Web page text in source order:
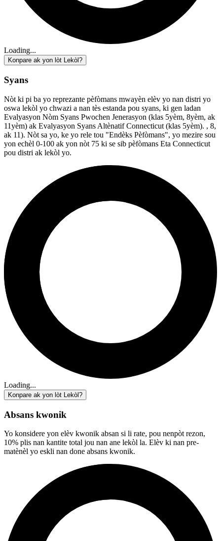
Loading...
Konpare ak yon lòt Lekòl?
Syans
Nòt ki pi ba yo reprezante pèfòmans mwayèn elèv yo nan distri yo
oswa lekòl yo chwazi a nan tès estanda pou syans, ki gen ladan
Evalyasyon Nòm Syans Pwochen Jenerasyon (klas 5yèm, 8yèm, ak
11yèm) ak Evalyasyon Syans Altènatif Connecticut (klas 5yèm). , 8,
ak 11). Nòt sa yo, ke yo rele tou "Endèks Pèfòmans", yo mezire sou
yon echèl 0-100 ak yon nòt 75 ki se sib pèfòmans Eta Connecticut
pou distri ak lekòl yo.
Loading...
Konpare ak yon lòt Lekòl?
Absans kwonik
Yo konsidere yon elèv kwonik absan si li rate, pou nenpòt rezon,
10% plis nan kantite total jou nan ane lekòl la. Elèv ki nan pre-
matènèl yo eskli nan done absans kwonik.